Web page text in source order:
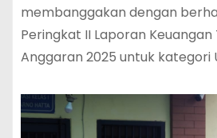
membanggakan dengan
Peringkat II Laporan
Anggaran 2025 untuk kategori